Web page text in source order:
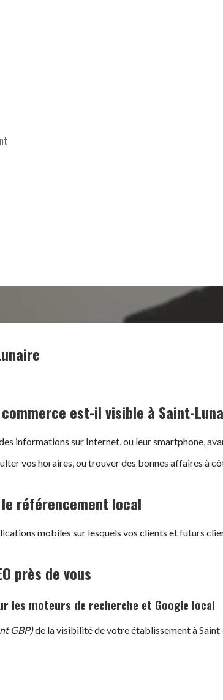
est-il visible à Saint-
informations sur Internet, ou leur smartphone,
vos horaires, ou trouver des bonnes affaires à
référencement local
mobiles sur lesquels vos clients et futurs
près de vous
les moteurs de recherche et Google local
GBP)de la visibilité de votre établissement à